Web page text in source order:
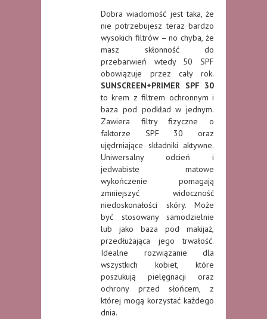
Dobra wiadomość jest taka, że
nie potrzebujesz teraz bardzo
wysokich filtrów – no chyba, że
masz skłonność do
przebarwień wtedy 50 SPF
obowiązuje przez cały rok.
SUNSCREEN+PRIMER SPF 30
to krem z filtrem ochronnym i
baza pod podkład w jednym.
Zawiera filtry fizyczne o
faktorze SPF 30 oraz
ujędrniające składniki aktywne.
Uniwersalny odcień i
jedwabiste matowe
wykończenie pomagają
zmniejszyć widoczność
niedoskonałości skóry. Może
być stosowany samodzielnie
lub jako baza pod makijaż,
przedłużająca jego trwałość.
Idealne rozwiązanie dla
wszystkich kobiet, które
poszukują pielęgnacji oraz
ochrony przed słońcem, z
której mogą korzystać każdego
dnia.